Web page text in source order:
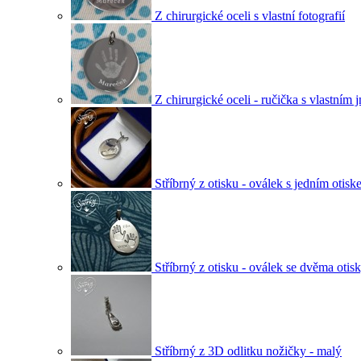
Z chirurgické oceli s vlastní fotografií
Z chirurgické oceli - ručička s vlastním
Stříbrný z otisku - oválek s jedním
Stříbrný z otisku - oválek se dvěma
Stříbrný z 3D odlitku nožičky - malý